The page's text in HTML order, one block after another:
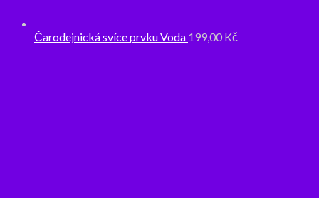
Čarodejnická svíce prvku Voda 199,00Kč